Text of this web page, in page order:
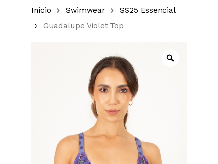
Inicio Swimwear
SS25 Essencial
Guadalupe Violet Top